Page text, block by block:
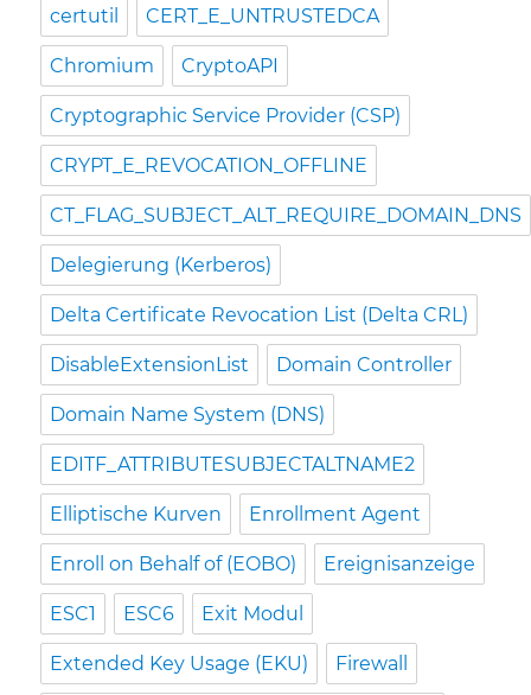
certutil CERT_E_UNTRUSTEDCA
Chromium CryptoAPI
Cryptographic Service Provider (CSP)
CRYPT_E_REVOCATION_OFFLINE
CT_FLAG_SUBJECT_ALT_REQUIRE_DOMAIN_DNS
Delegierung (Kerberos)
Delta Certificate Revocation List (Delta CRL)
DisableExtensionList Domain Controller
Domain Name System (DNS)
EDITF_ATTRIBUTESUBJECTALTNAME2
Elliptische Kurven Enrollment Agent
Enroll on Behalf of (EOBO) Ereignisanzeige
ESC1 ESC6 Exit Modul
Extended Key Usage (EKU) Firewall